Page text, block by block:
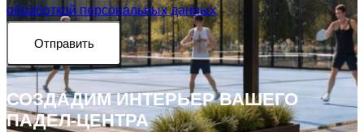
обработкой персональных данных
Отправить
СОЗДАДИМ ИНТЕРЬЕР ВАШЕГО
ПАДЕЛ-ЦЕНТРА